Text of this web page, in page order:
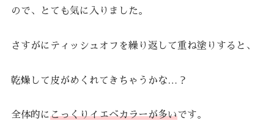
ので、とても気に入りました。
さすがにティッシュオフを繰り返して重ね塗りすると、
乾燥して皮がめくれてきちゃうかな…？
全体的にこっくりイエベカラーが多いです。